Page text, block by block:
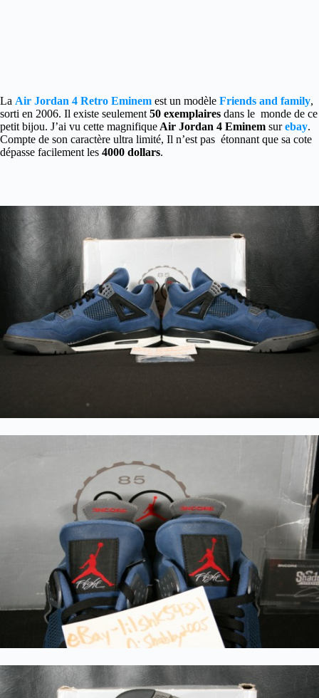
La Air Jordan 4 Retro Eminem est un modèle Friends and family,
sorti en 2006. Il existe seulement 50 exemplaires dans le monde de ce
petit bijou. J’ai vu cette magnifique Air Jordan 4 Eminem surebay.
Compte de son caractère ultra limité, Il n’est pas étonnant que sa cote
dépasse facilement les 4000 dollars.